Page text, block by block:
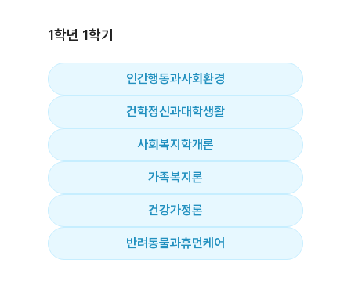
1학년 1학기
인간행동과사회환경
건학정신과대학생활
사회복지학개론
가족복지론
건강가정론
반려동물과휴먼케어